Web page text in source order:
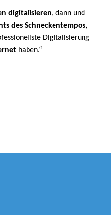
digitalisieren, dann und
des Schneckentempos,
Digitalisierung
haben.“